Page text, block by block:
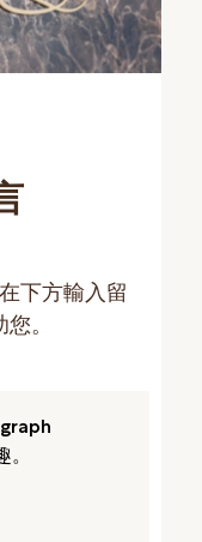
下方輸入留
。